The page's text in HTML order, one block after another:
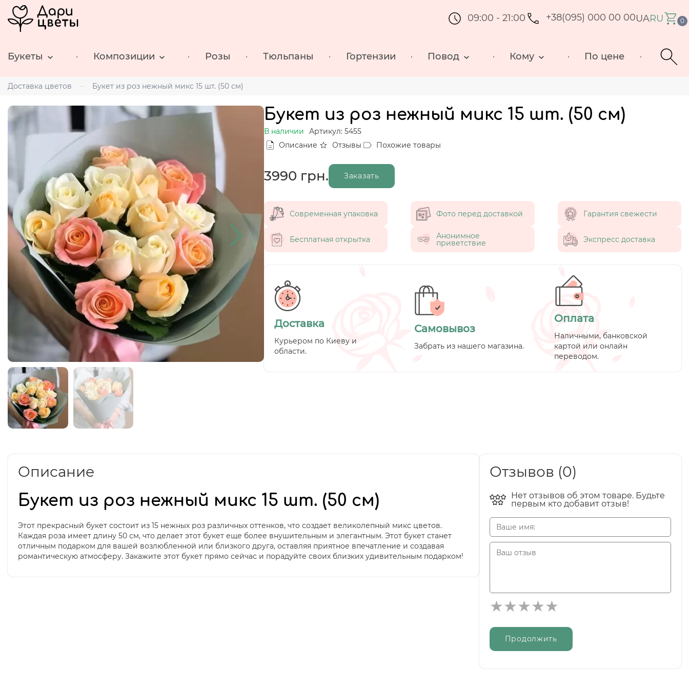
09:00 - 21:00 +38(095) 000 00 00UARU 0
Букеты Композиции Розы Тюльпаны Гортензии Повод Кому По цене
Доставка цветов Букет из роз нежный микс 15 шт. (50 см)
Букет из роз нежный микс 15 шт. (50 см)
В наличии
Артикул: 5455
Описание
Отзывы Похожие товары
3990 грн. Заказать
Современная упаковка Фото перед доставкой Гарантия свежести
Бесплатная открытка Анонимное
приветствие Экспресс доставка
Доставка
Курьером по Киеву и
области.
Самовывоз
Забрать из нашего магазина.
Оплата
Наличными, банковской
картой или онлайн
переводом.
Описание
Букет из роз нежный микс 15 шт. (50 см)
Этот прекрасный букет состоит из 15 нежных роз различных оттенков, что создает великолепный микс цветов.
Каждая роза имеет длину 50 см, что делает этот букет еще более внушительным и элегантным. Этот букет станет
отличным подарком для вашей возлюбленной или близкого друга, оставляя приятное впечатление и создавая
романтическую атмосферу. Закажите этот букет прямо сейчас и порадуйте своих близких удивительным подарком!
Отзывов (0)
Нет отзывов об этом товаре. Будьте
первым кто добавит отзыв!
Продолжить